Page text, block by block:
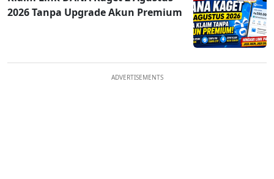
2026 Tanpa Upgrade Akun Premium
ADVERTISEMENTS